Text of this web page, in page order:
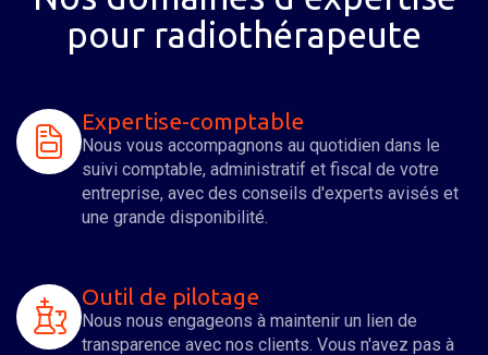
pour radiothérapeute
Expertise-comptable
Nous vous accompagnons au quotidien dans le
suivi comptable, administratif et fiscal de votre
entreprise, avec des conseils d'experts avisés et
une grande disponibilité.
Outil de pilotage
Nous nous engageons à maintenir un lien de
transparence avec nos clients. Vous n'avez pas à